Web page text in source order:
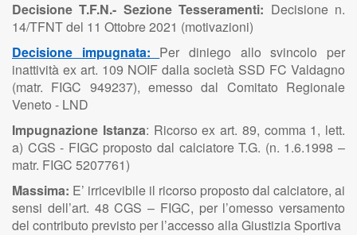
Decisione T.F.N.- Sezione Tesseramenti: Decisione n.
14/TFNT del 11 Ottobre 2021 (motivazioni)
Decisione impugnata: Per diniego allo svincolo per
inattività ex art. 109 NOIF dalla società SSD FC Valdagno
(matr. FIGC 949237), emesso dal Comitato Regionale
Veneto - LND
Impugnazione Istanza: Ricorso ex art. 89, comma 1, lett.
a) CGS - FIGC proposto dal calciatore T.G. (n. 1.6.1998 –
matr. FIGC 5207761)
Massima: E’ irricevibile il ricorso proposto dal calciatore, ai
sensi dell’art. 48 CGS – FIGC, per l’omesso versamento
del contributo previsto per l’accesso alla Giustizia Sportiva